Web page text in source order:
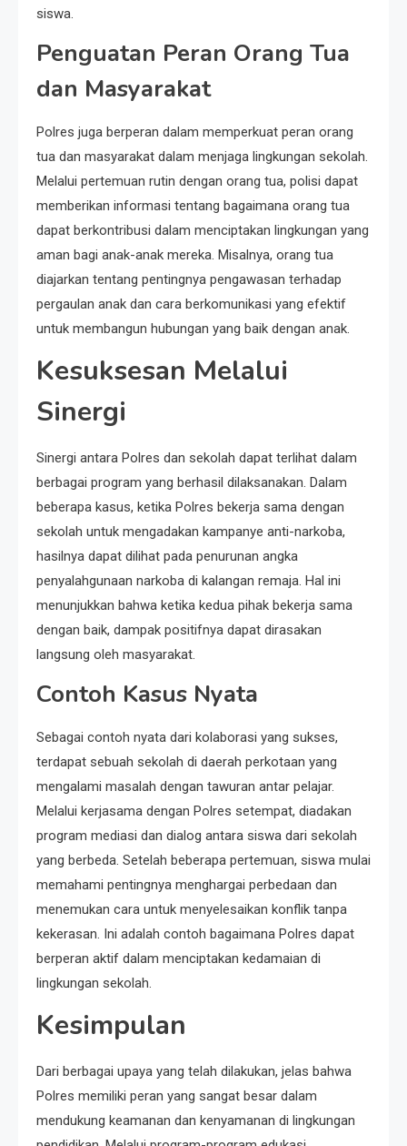
siswa.
Penguatan Peran Orang Tua
dan Masyarakat
Polres juga berperan dalam memperkuat peran orang
tua dan masyarakat dalam menjaga lingkungan sekolah.
Melalui pertemuan rutin dengan orang tua, polisi dapat
memberikan informasi tentang bagaimana orang tua
dapat berkontribusi dalam menciptakan lingkungan yang
aman bagi anak-anak mereka. Misalnya, orang tua
diajarkan tentang pentingnya pengawasan terhadap
pergaulan anak dan cara berkomunikasi yang efektif
untuk membangun hubungan yang baik dengan anak.
Kesuksesan Melalui
Sinergi
Sinergi antara Polres dan sekolah dapat terlihat dalam
berbagai program yang berhasil dilaksanakan. Dalam
beberapa kasus, ketika Polres bekerja sama dengan
sekolah untuk mengadakan kampanye anti-narkoba,
hasilnya dapat dilihat pada penurunan angka
penyalahgunaan narkoba di kalangan remaja. Hal ini
menunjukkan bahwa ketika kedua pihak bekerja sama
dengan baik, dampak positifnya dapat dirasakan
langsung oleh masyarakat.
Contoh Kasus Nyata
Sebagai contoh nyata dari kolaborasi yang sukses,
terdapat sebuah sekolah di daerah perkotaan yang
mengalami masalah dengan tawuran antar pelajar.
Melalui kerjasama dengan Polres setempat, diadakan
program mediasi dan dialog antara siswa dari sekolah
yang berbeda. Setelah beberapa pertemuan, siswa mulai
memahami pentingnya menghargai perbedaan dan
menemukan cara untuk menyelesaikan konflik tanpa
kekerasan. Ini adalah contoh bagaimana Polres dapat
berperan aktif dalam menciptakan kedamaian di
lingkungan sekolah.
Kesimpulan
Dari berbagai upaya yang telah dilakukan, jelas bahwa
Polres memiliki peran yang sangat besar dalam
mendukung keamanan dan kenyamanan di lingkungan